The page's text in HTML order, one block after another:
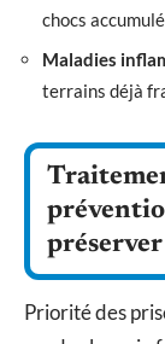
chocs
Maladies
terrains déjà
Priorité des